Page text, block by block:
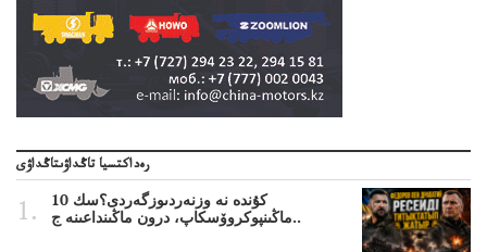
رەداكتسيا تاڭداۋىتاڭداۋى
10 كۇندە نە وزنەردىوزگەردى؟سك
ماڭىنپوكروۆسكاپ، درون ماڭىنداعىنە ج..